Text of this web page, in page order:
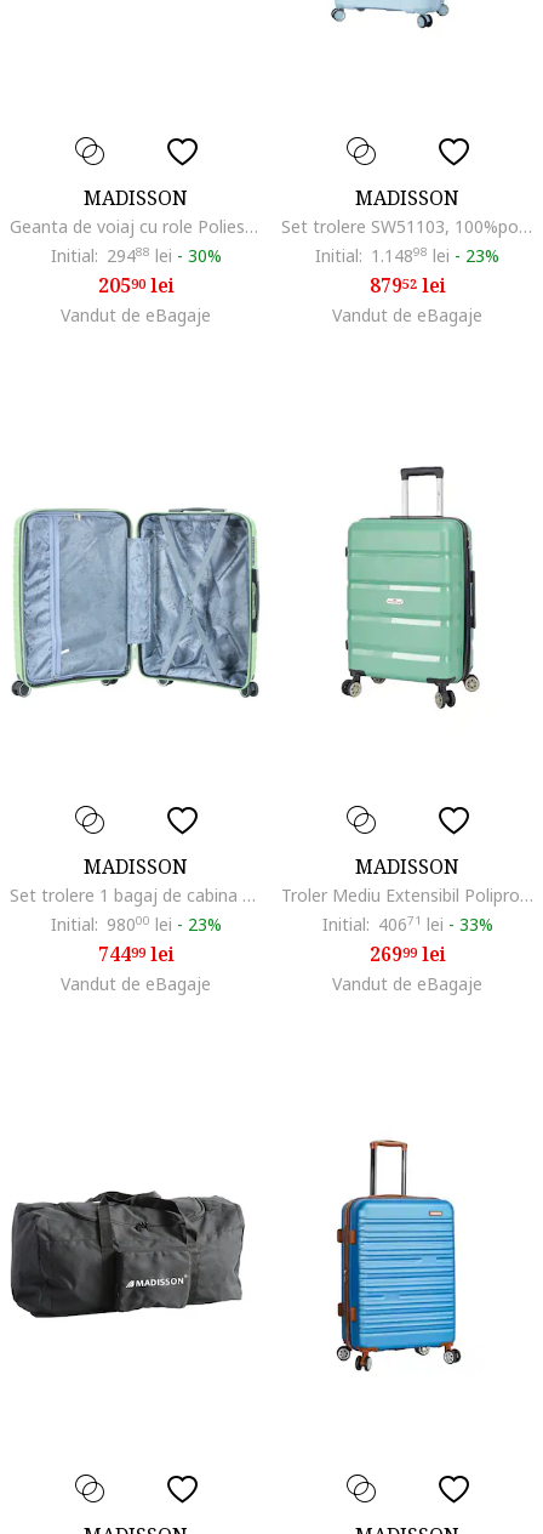
MADISSON
Geanta de voiaj cu role Poliester 600D, SW50072 - 75 cm, Maro
Initial: 29488 lei - 30%
20590lei
Vandut de eBagaje
MADISSON
Set trolere SW51103, 100%polipropilena, 1 bagaj de cabina si 2 de cala, cifru, 4 roti 360°, albastru deschis
Initial: 1.14898 lei - 23%
87952lei
Vandut de eBagaje
MADISSON
Set trolere 1 bagaj de cabina si 2 de cala, polipropilena, 4 roti duble, cifru, SW62103, grena, 55 cm/67 cm/77 cm
Initial: 98000 lei - 23%
74499lei
Vandut de eBagaje
MADISSON
Troler Mediu Extensibil Polipropilena, SW43603, 4 Roti Duble, Cifru TSA, 63 cm, Verde
Initial: 40671 lei - 33%
26999lei
Vandut de eBagaje